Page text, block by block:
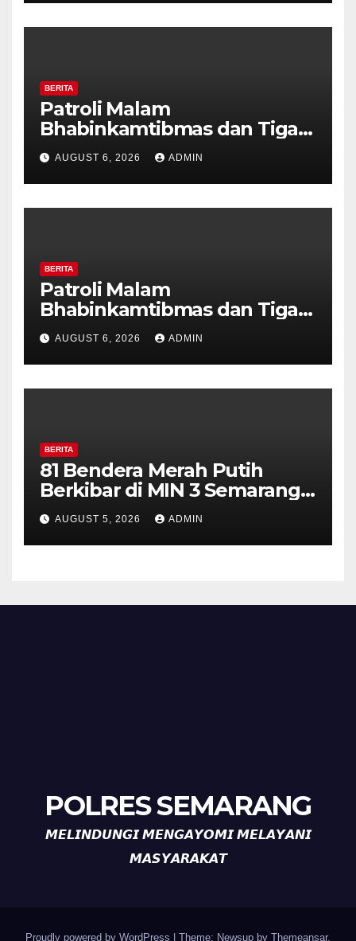
BERITA
Patroli Malam
Bhabinkamtibmas dan Tiga
Pilar Kelurahan Ungaran
Perkuat Kamtibmas, Warga
Diajak Aktifkan Ronda
AUGUST 6, 2026 ADMIN
BERITA
Patroli Malam
Bhabinkamtibmas dan Tiga
Pilar Kelurahan Ungaran
Perkuat Kamtibmas, Warga
Diajak Aktifkan Ronda
AUGUST 6, 2026 ADMIN
BERITA
81 Bendera Merah Putih
Berkibar di MIN 3 Semarang,
Bhabinkamtibmas Desa
Timpik Hadiri Peringatan
HUT ke-81 Kemerdekaan RI
AUGUST 5, 2026 ADMIN
POLRES SEMARANG
𝙈𝙀𝙇𝙄𝙉𝘿𝙐𝙉𝙂𝙄 𝙈𝙀𝙉𝙂𝘼𝙔𝙊𝙈𝙄 𝙈𝙀𝙇𝘼𝙔𝘼𝙉𝙄
𝙈𝘼𝙎𝙔𝘼𝙍𝘼𝙆𝘼𝙏
Proudly powered by WordPress Theme: Newsup by Themeansar.